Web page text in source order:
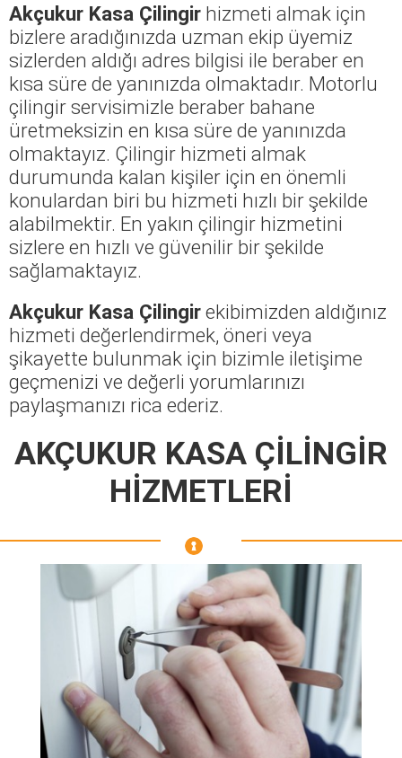
Akçukur Kasa Çilingir hizmeti almak için
bizlere aradığınızda uzman ekip üyemiz
sizlerden aldığı adres bilgisi ile beraber en
kısa süre de yanınızda olmaktadır. Motorlu
çilingir servisimizle beraber bahane
üretmeksizin en kısa süre de yanınızda
olmaktayız. Çilingir hizmeti almak
durumunda kalan kişiler için en önemli
konulardan biri bu hizmeti hızlı bir şekilde
alabilmektir. En yakın çilingir hizmetini
sizlere en hızlı ve güvenilir bir şekilde
sağlamaktayız.
Akçukur Kasa Çilingirekibimizden aldığınız
hizmeti değerlendirmek, öneri veya
şikayette bulunmak için bizimle iletişime
geçmenizi ve değerli yorumlarınızı
paylaşmanızı rica ederiz.
AKÇUKUR KASA ÇİLİNGİR
HİZMETLERİ